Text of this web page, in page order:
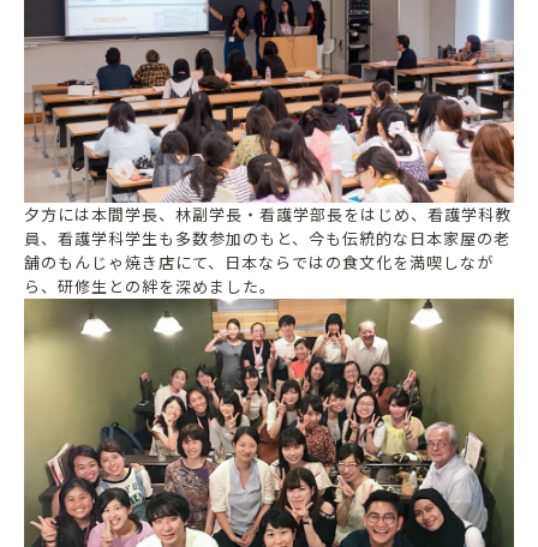
夕方には本間学長、林副学長・看護学部長をはじめ、看護学科教
員、看護学科学生も多数参加のもと、今も伝統的な日本家屋の老
舗のもんじゃ焼き店にて、日本ならではの食文化を満喫しなが
ら、研修生との絆を深めました。